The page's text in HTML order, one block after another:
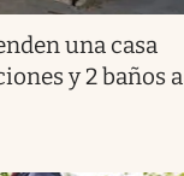
una casa
y 2 baños a